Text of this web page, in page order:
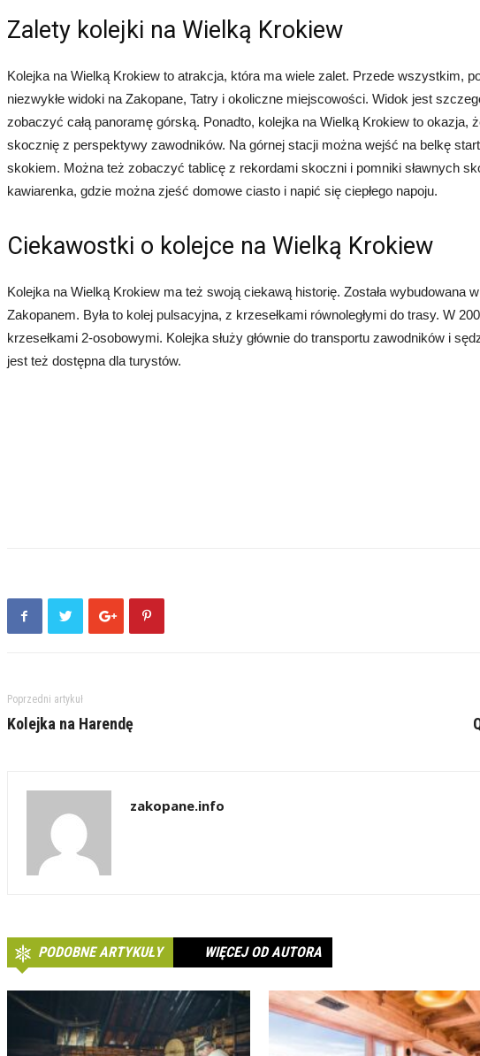
Zalety kolejki na Wielką Krokiew
Kolejka na Wielką Krokiew to atrakcja, która ma wiele zalet. Przede wszystkim,
niezwykłe widoki na Zakopane, Tatry i okoliczne miejscowości. Widok jest
zobaczyć całą panoramę górską. Ponadto, kolejka na Wielką Krokiew to
skocznię z perspektywy zawodników. Na górnej stacji można wejść na belkę
skokiem. Można też zobaczyć tablicę z rekordami skoczni i pomniki sławnych
kawiarenka, gdzie można zjeść domowe ciasto i napić się ciepłego napoju.
Ciekawostki o kolejce na Wielką Krokiew
Kolejka na Wielką Krokiew ma też swoją ciekawą historię. Została wybudowana
Zakopanem. Była to kolej pulsacyjna, z krzesełkami równoległymi do trasy. W
krzesełkami 2-osobowymi. Kolejka służy głównie do transportu zawodników i
jest też dostępna dla turystów.
Poprzedni artykuł
Kolejka na Harendę
zakopane.info
PODOBNE ARTYKUŁY WIĘCEJ OD AUTORA